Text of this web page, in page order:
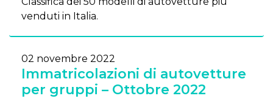
venduti in Italia.
02 novembre 2022
Immatricolazioni di autovetture
per gruppi – Ottobre 2022